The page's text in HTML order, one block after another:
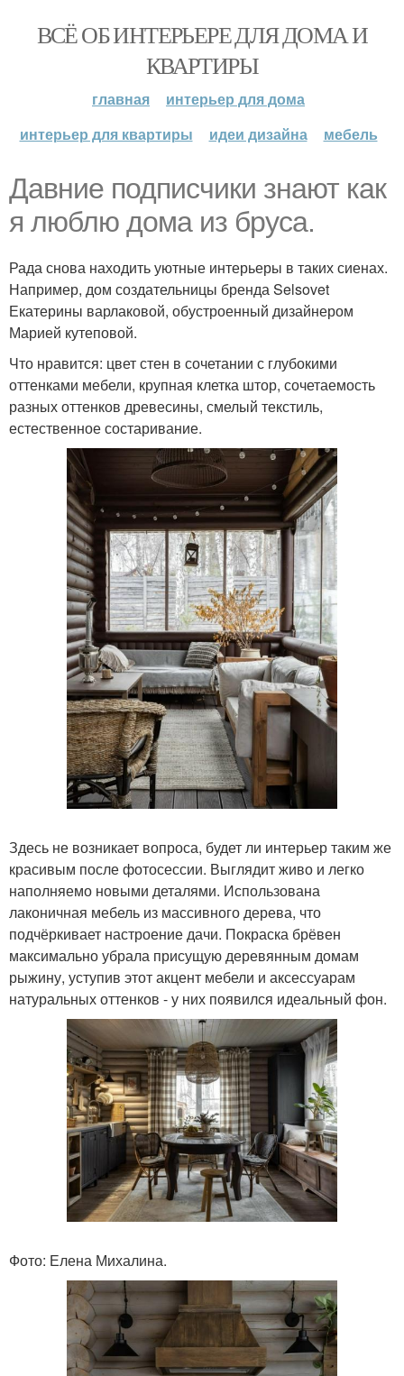
ВСЁ ОБ ИНТЕРЬЕРЕ ДЛЯ ДОМА И
КВАРТИРЫ
главная
интерьер для дома
интерьер для квартиры
идеи дизайна мебель
Давние подписчики знают как
я люблю дома из бруса.
Рада снова находить уютные интерьеры в таких сиенах.
Например, дом создательницы бренда Selsovet
Екатерины варлаковой, обустроенный дизайнером
Марией кутеповой.
Что нравится: цвет стен в сочетании с глубокими
оттенками мебели, крупная клетка штор, сочетаемость
разных оттенков древесины, смелый текстиль,
естественное состаривание.
Здесь не возникает вопроса, будет ли интерьер таким же
красивым после фотосессии. Выглядит живо и легко
наполняемо новыми деталями. Использована
лаконичная мебель из массивного дерева, что
подчёркивает настроение дачи. Покраска брёвен
максимально убрала присущую деревянным домам
рыжину, уступив этот акцент мебели и аксессуарам
натуральных оттенков - у них появился идеальный фон.
Фото: Елена Михалина.